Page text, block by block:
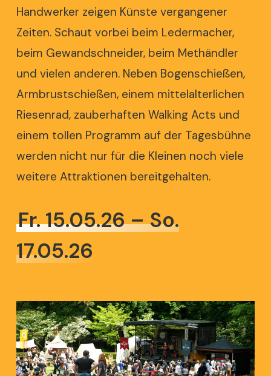
Handwerker zeigen Künste vergangener
Zeiten. Schaut vorbei beim Ledermacher,
beim Gewandschneider, beim Methändler
und vielen anderen. Neben Bogenschießen,
Armbrustschießen, einem mittelalterlichen
Riesenrad, zauberhaften Walking Acts und
einem tollen Programm auf der Tagesbühne
werden nicht nur für die Kleinen noch viele
weitere Attraktionen bereitgehalten.
Fr. 15.05.26 – So.
17.05.26